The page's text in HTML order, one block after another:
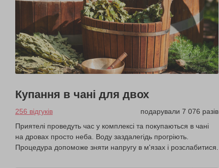
Купання в чані для двох
256 відгуків
подарували 7 076 разів
Приятелі проведуть час у комплексі та покупаються в чані
на дровах просто неба. Воду заздалегідь прогріють.
Процедура допоможе зняти напругу в м'язах і розслабитися.